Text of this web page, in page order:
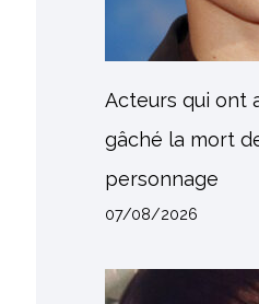
Acteurs qui ont
gâché la mort
personnage
07/08/2026